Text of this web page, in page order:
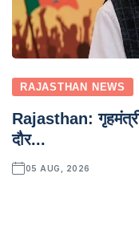
RAJASTHAN NEWS
Rajasthan:
दौर...
05 AUG, 2026